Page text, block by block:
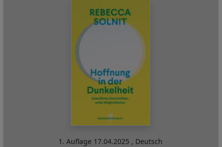
1. Auflage 17.04.2025 , Deutsch